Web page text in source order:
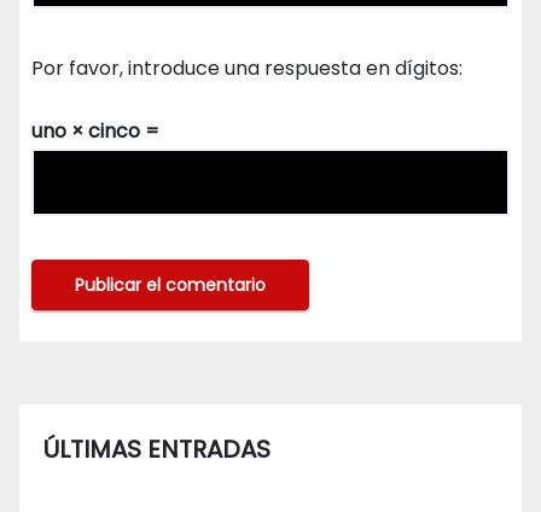
Por favor, introduce una respuesta en dígitos:
uno × cinco =
ÚLTIMAS ENTRADAS